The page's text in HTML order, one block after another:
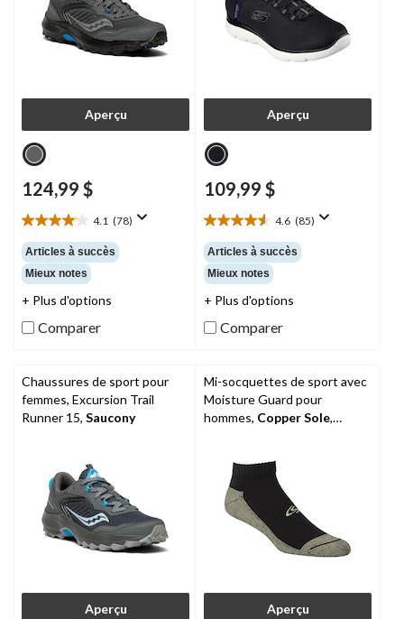
Aperçu
124,99 $
4.1 (78)
4.1
étoile(s)
sur
5.
78
Articles à succès
Mieux notes
+ Plus d'options
Comparer
Aperçu
109,99 $
4.6 (85)
4.6
étoile(s)
sur
5.
85
Articles à succès
Mieux notes
+ Plus d'options
Comparer
Chaussures de sport pour
femmes, Excursion Trail
Runner 15, Saucony
Aperçu
Mi-socquettes de sport avec
Moisture Guard pour
hommes, Copper Sole,
Aperçu